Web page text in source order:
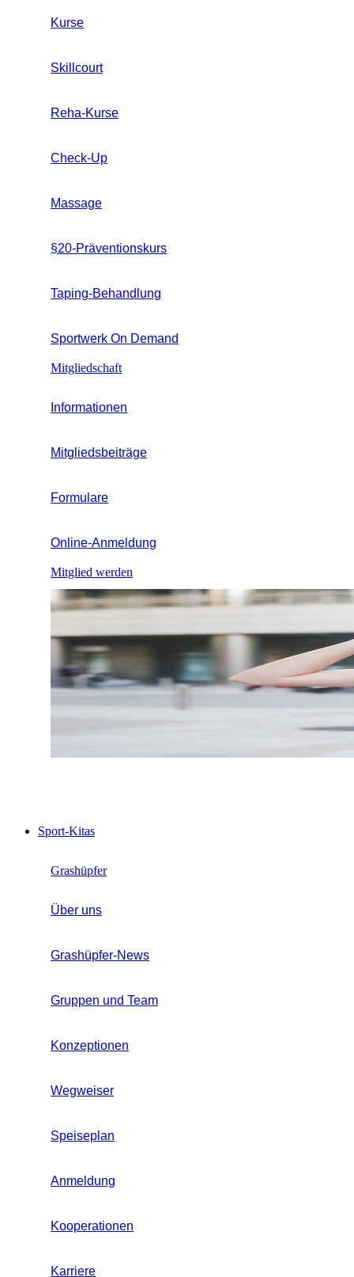
Kurse
Skillcourt
Reha-Kurse
Check-Up
Massage
§20-Präventionskurs
Taping-Behandlung
Sportwerk On Demand
Mitgliedschaft
Informationen
Mitgliedsbeiträge
Formulare
Online-Anmeldung
Mitglied werden
Sport-Kitas
Grashüpfer
Über uns
Grashüpfer-News
Gruppen und Team
Konzeptionen
Wegweiser
Speiseplan
Anmeldung
Kooperationen
Karriere